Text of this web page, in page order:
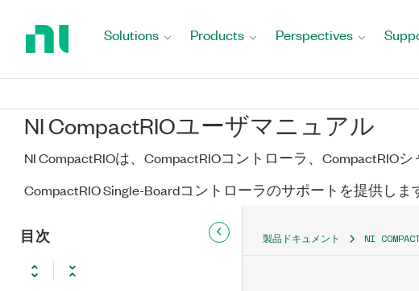
Solutions Products Perspectives
NI CompactRIOユーザマニュアル
NI CompactRIOは、CompactRIOコントローラ、CompactRIO
CompactRIO Single-Boardコントローラのサポートを提供しま
目次
NI 9210
NI 9213
NI 9214
NI 9216
NI 9217
製品ドキュメント NI